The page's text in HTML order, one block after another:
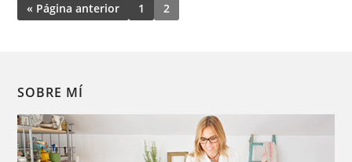
« Página anterior 1 2
SOBRE MÍ